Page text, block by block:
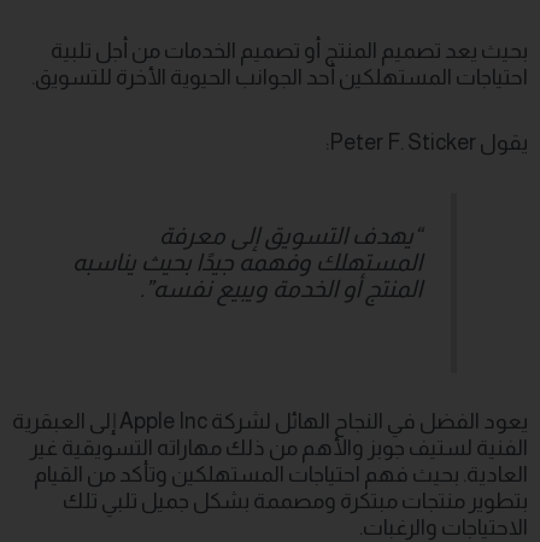
بحيث يعد تصميم المنتج أو تصميم الخدمات من أجل تلبية
احتياجات المستهلكين أحد الجوانب الحيوية الأخرة للتسويق.
يقول Peter F. Sticker:
“يهدف التسويق إلى معرفة
المستهلك وفهمه جيدًا بحيث يناسبه
المنتج أو الخدمة ويبيع نفسه”.
يعود الفضل في النجاح الهائل لشركة Apple Inc إلى العبقرية
الفنية لستيف جوبز والأهم من ذلك مهاراته التسويقية غير
العادية. بحيث فهم احتياجات المستهلكين وتأكد من القيام
بتطوير منتجات مبتكرة ومصممة بشكل جميل تلبي تلك
الاحتياجات والرغبات.